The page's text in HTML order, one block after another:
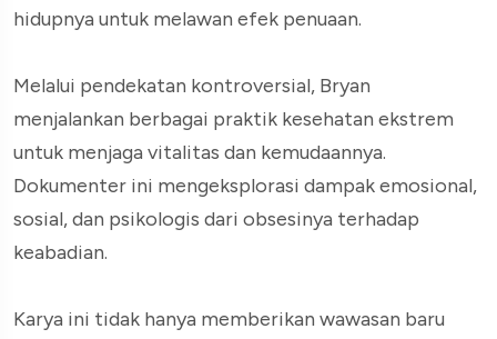
hidupnya untuk melawan efek penuaan.
Melalui pendekatan kontroversial, Bryan
menjalankan berbagai praktik kesehatan ekstrem
untuk menjaga vitalitas dan kemudaannya.
Dokumenter ini mengeksplorasi dampak emosional,
sosial, dan psikologis dari obsesinya terhadap
keabadian.
Karya ini tidak hanya memberikan wawasan baru